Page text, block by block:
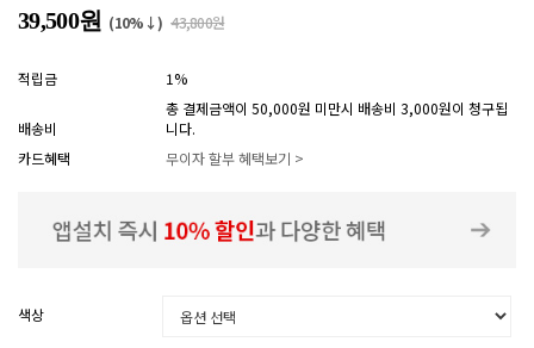
39,500원 (10%↓) 43,800원
적립금 1%
배송비
총 결제금액이 50,000원 미만시 배송비 3,000원이 청구됩
니다.
카드혜택
무이자 할부 혜택보기 >
색상